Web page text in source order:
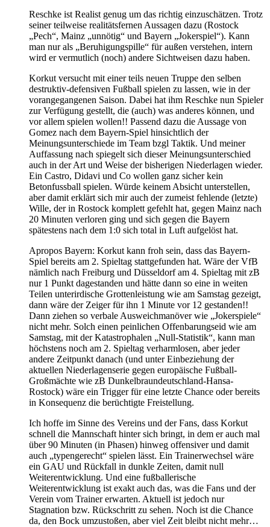
Reschke ist Realist genug um das richtig einzuschätzen. Trotz
seiner teilweise realitätsfernen Aussagen dazu (Rostock
„Pech“, Mainz „unnötig“ und Bayern „Jokerspiel“). Kann
man nur als „Beruhigungspille“ für außen verstehen, intern
wird er vermutlich (noch) andere Sichtweisen dazu haben.
Korkut versucht mit einer teils neuen Truppe den selben
destruktiv-defensiven Fußball spielen zu lassen, wie in der
vorangegangenen Saison. Dabei hat ihm Reschke nun Spieler
zur Verfügung gestellt, die (auch) was anderes können, und
vor allem spielen wollen!! Passend dazu die Aussage von
Gomez nach dem Bayern-Spiel hinsichtlich der
Meinungsunterschiede im Team bzgl Taktik. Und meiner
Auffassung nach spiegelt sich dieser Meinungsunterschied
auch in der Art und Weise der bisherigen Niederlagen wieder.
Ein Castro, Didavi und Co wollen ganz sicher kein
Betonfussball spielen. Würde keinem Absicht unterstellen,
aber damit erklärt sich mir auch der zumeist fehlende (letzte)
Wille, der in Rostock komplett gefehlt hat, gegen Mainz nach
20 Minuten verloren ging und sich gegen die Bayern
spätestens nach dem 1:0 sich total in Luft aufgelöst hat.
Apropos Bayern: Korkut kann froh sein, dass das Bayern-
Spiel bereits am 2. Spieltag stattgefunden hat. Wäre der VfB
nämlich nach Freiburg und Düsseldorf am 4. Spieltag mit zB
nur 1 Punkt dagestanden und hätte dann so eine in weiten
Teilen unterirdische Grottenleistung wie am Samstag gezeigt,
dann wäre der Zeiger für ihn 1 Minute vor 12 gestanden!!
Dann ziehen so verbale Ausweichmanöver wie „Jokerspiele“
nicht mehr. Solch einen peinlichen Offenbarungseid wie am
Samstag, mit der Katastrophalen „Null-Statistik“, kann man
höchstens noch am 2. Spieltag verharmlosen, aber jeder
andere Zeitpunkt danach (und unter Einbeziehung der
aktuellen Niederlagenserie gegen europäische Fußball-
Großmächte wie zB Dunkelbraundeutschland-Hansa-
Rostock) wäre ein Trigger für eine letzte Chance oder bereits
in Konsequenz die berüchtigte Freistellung.
Ich hoffe im Sinne des Vereins und der Fans, dass Korkut
schnell die Mannschaft hinter sich bringt, in dem er auch mal
über 90 Minuten (in Phasen) hinweg offensiver und damit
auch „typengerecht“ spielen lässt. Ein Trainerwechsel wäre
ein GAU und Rückfall in dunkle Zeiten, damit null
Weiterentwicklung. Und eine fußballerische
Weiterentwicklung ist exakt auch das, was die Fans und der
Verein vom Trainer erwarten. Aktuell ist jedoch nur
Stagnation bzw. Rückschritt zu sehen. Noch ist die Chance
da, den Bock umzustoßen, aber viel Zeit bleibt nicht mehr…